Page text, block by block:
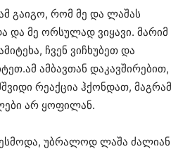
გაიგო, რომ მე და ლაშას
და მე ორსულად ვიყავი. მარიმ
ჩვენ ვიჩხუბეთ და
ამბავთან დაკავშირებით,
რეაქცია ჰქონდათ, მაგრამ
არ ყოფილან.
უბრალოდ ლაშა ძალიან